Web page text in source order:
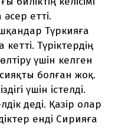
етті.
Түркияға
Түріктердің
үшін келген
болған жоқ.
үшін істелді.
деді. Қазір олар
енді Сирияға